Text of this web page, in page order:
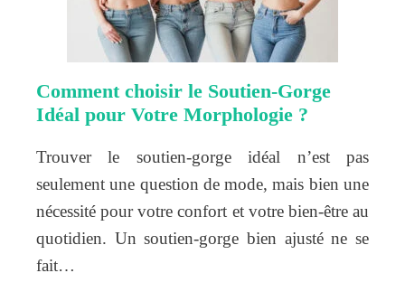
Comment choisir le Soutien-Gorge
Idéal pour Votre Morphologie ?
Trouver le soutien-gorge idéal n’est pas
seulement une question de mode, mais bien une
nécessité pour votre confort et votre bien-être au
quotidien. Un soutien-gorge bien ajusté ne se
fait…